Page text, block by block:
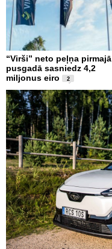
“Virši” neto peļņa pirmajā
pusgadā sasniedz 4,2
miljonus eiro
2